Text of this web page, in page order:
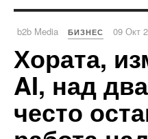
b2b Media БИЗНЕС 09 Окт
Хората,
AI, над
често